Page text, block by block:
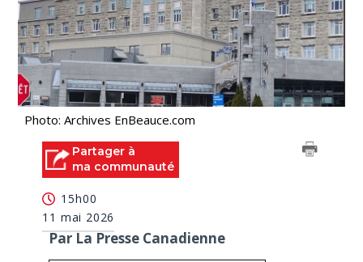
Photo: Archives EnBeauce.com
Partager à
ma communauté
15h00
11 mai 2026
Par La Presse Canadienne